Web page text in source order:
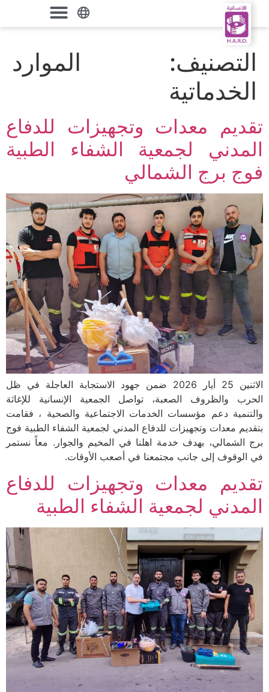
التصنيف: الموارد
الخدماتية
تقديم معدات وتجهيزات للدفاع
المدني لجمعية الشفاء الطبية
فوج برج الشمالي
الاثنين 25 أيار 2026 ضمن جهود الاستجابة العاجلة في ظل
الحرب والظروف الصعبة، تواصل الجمعية الإنسانية للإغاثة
والتنمية دعم مؤسسات الخدمات الاجتماعية والصحية ، فقامت
بتقديم معدات وتجهيزات للدفاع المدني لجمعية الشفاء الطبية فوج
برج الشمالي، بهدف خدمة اهلنا في المخيم والجوار. معاً نستمر
في الوقوف إلى جانب مجتمعنا في أصعب الأوقات.
تقديم معدات وتجهيزات للدفاع
المدني لجمعية الشفاء الطبية